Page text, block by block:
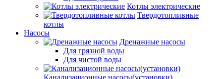
Котлы электрические
Твердотопливные
котлы
Насосы
Дренажные насосы
Для грязной воды
Для чистой воды
Канализационные насосы(установки)